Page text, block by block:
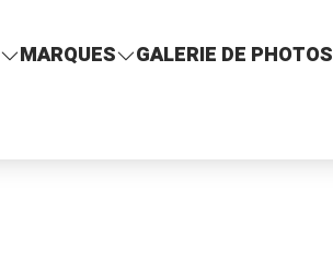
MARQUES GALERIE DE PHOTOS